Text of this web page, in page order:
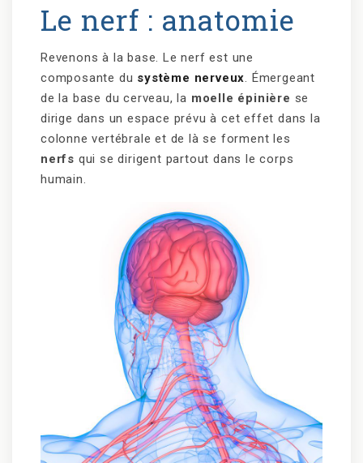
Le nerf : anatomie
Revenons à la base. Le nerf est une
composante du système nerveux. Émergeant
de la base du cerveau, la moelle épinière se
dirige dans un espace prévu à cet effet dans la
colonne vertébrale et de là se forment les
nerfs qui se dirigent partout dans le corps
humain.